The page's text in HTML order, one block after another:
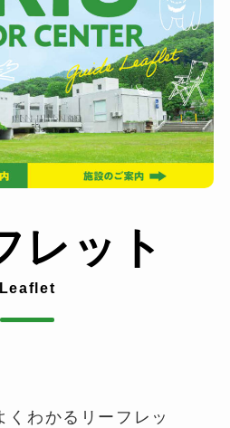
レット
Leaflet
くわかるリーフレッ